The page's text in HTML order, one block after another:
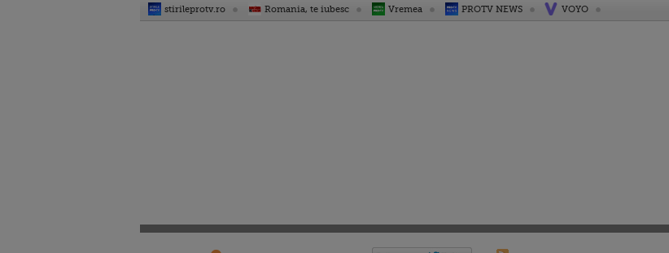
stirileprotv.ro Romania, te iubesc Vremea PROTV NEWS VOYO